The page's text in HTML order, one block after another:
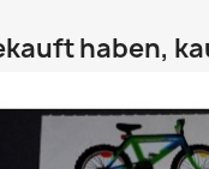
haben,